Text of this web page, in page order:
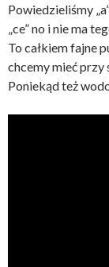
Powiedzieliśmy
„ce” no i nie ma
To całkiem fajne
chcemy mieć przy
Poniekąd też